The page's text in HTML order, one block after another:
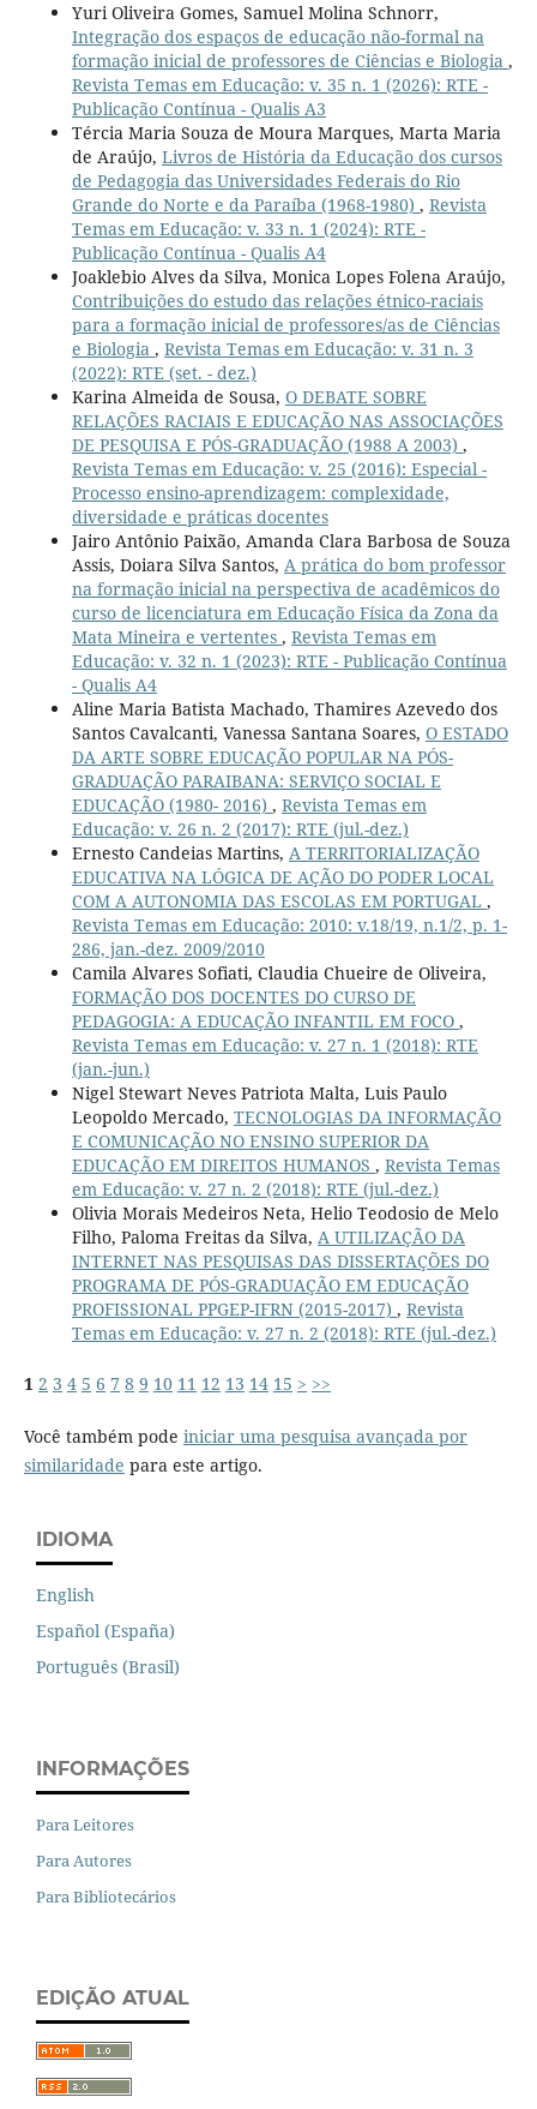
Yuri Oliveira Gomes, Samuel Molina Schnorr,
Integração dos espaços de educação não-formal na
formação inicial de professores de Ciências e Biologia ,
Revista Temas em Educação: v. 35 n. 1 (2026): RTE -
Publicação Contínua - Qualis A3
Tércia Maria Souza de Moura Marques, Marta Maria
de Araújo, Livros de História da Educação dos cursos
de Pedagogia das Universidades Federais do Rio
Grande do Norte e da Paraíba (1968-1980) , Revista
Temas em Educação: v. 33 n. 1 (2024): RTE -
Publicação Contínua - Qualis A4
Joaklebio Alves da Silva, Monica Lopes Folena Araújo,
Contribuições do estudo das relações étnico-raciais
para a formação inicial de professores/as de Ciências
e Biologia , Revista Temas em Educação: v. 31 n. 3
(2022): RTE (set. - dez.)
Karina Almeida de Sousa, O DEBATE SOBRE
RELAÇÕES RACIAIS E EDUCAÇÃO NAS ASSOCIAÇÕES
DE PESQUISA E PÓS-GRADUAÇÃO (1988 A 2003) ,
Revista Temas em Educação: v. 25 (2016): Especial -
Processo ensino-aprendizagem: complexidade,
diversidade e práticas docentes
Jairo Antônio Paixão, Amanda Clara Barbosa de Souza
Assis, Doiara Silva Santos, A prática do bom professor
na formação inicial na perspectiva de acadêmicos do
curso de licenciatura em Educação Física da Zona da
Mata Mineira e vertentes , Revista Temas em
Educação: v. 32 n. 1 (2023): RTE - Publicação Contínua
- Qualis A4
Aline Maria Batista Machado, Thamires Azevedo dos
Santos Cavalcanti, Vanessa Santana Soares, O ESTADO
DA ARTE SOBRE EDUCAÇÃO POPULAR NA PÓS-
GRADUAÇÃO PARAIBANA: SERVIÇO SOCIAL E
EDUCAÇÃO (1980- 2016) , Revista Temas em
Educação: v. 26 n. 2 (2017): RTE (jul.-dez.)
Ernesto Candeias Martins, A TERRITORIALIZAÇÃO
EDUCATIVA NA LÓGICA DE AÇÃO DO PODER LOCAL
COM A AUTONOMIA DAS ESCOLAS EM PORTUGAL ,
Revista Temas em Educação: 2010: v.18/19, n.1/2, p. 1-
286, jan.-dez. 2009/2010
Camila Alvares Sofiati, Claudia Chueire de Oliveira,
FORMAÇÃO DOS DOCENTES DO CURSO DE
PEDAGOGIA: A EDUCAÇÃO INFANTIL EM FOCO ,
Revista Temas em Educação: v. 27 n. 1 (2018): RTE
(jan.-jun.)
Nigel Stewart Neves Patriota Malta, Luis Paulo
Leopoldo Mercado, TECNOLOGIAS DA INFORMAÇÃO
E COMUNICAÇÃO NO ENSINO SUPERIOR DA
EDUCAÇÃO EM DIREITOS HUMANOS , Revista Temas
em Educação: v. 27 n. 2 (2018): RTE (jul.-dez.)
Olivia Morais Medeiros Neta, Helio Teodosio de Melo
Filho, Paloma Freitas da Silva, A UTILIZAÇÃO DA
INTERNET NAS PESQUISAS DAS DISSERTAÇÕES DO
PROGRAMA DE PÓS-GRADUAÇÃO EM EDUCAÇÃO
PROFISSIONAL PPGEP-IFRN (2015-2017) , Revista
Temas em Educação: v. 27 n. 2 (2018): RTE (jul.-dez.)
1 2 3 4 5 6 7 8 9 10 11 12 13 14 15 > >>
Você também pode iniciar uma pesquisa avançada por
similaridade para este artigo.
IDIOMA
English
Español (España)
Português (Brasil)
INFORMAÇÕES
Para Leitores
Para Autores
Para Bibliotecários
EDIÇÃO ATUAL